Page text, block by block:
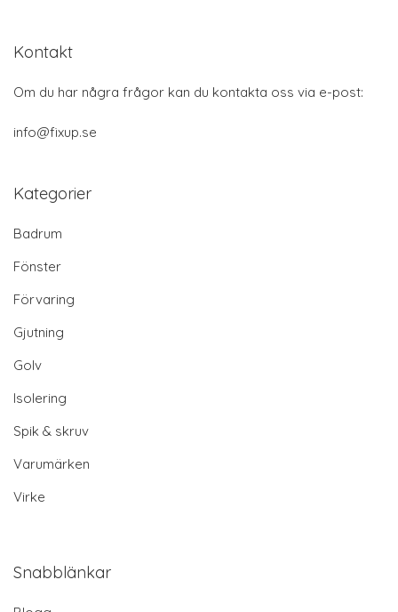
Kontakt
Om du har några frågor kan du kontakta oss via e-post:
info@fixup.se
Kategorier
Badrum
Fönster
Förvaring
Gjutning
Golv
Isolering
Spik & skruv
Varumärken
Virke
Snabblänkar